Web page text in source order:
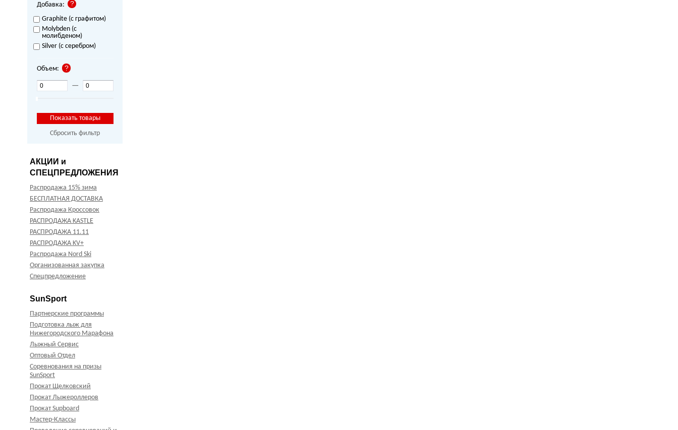
Добавка:
Graphite (с графитом)
Molybden (с
молибденом)
Silver (с серебром)
Объем:
—
Сбросить фильтр
АКЦИИ и
СПЕЦПРЕДЛОЖЕНИЯ
Распродажа 15% зима
БЕСПЛАТНАЯ ДОСТАВКА
Распродажа Кроссовок
РАСПРОДАЖА KASTLE
РАСПРОДАЖА 11.11
РАСПРОДАЖА KV+
Распродажа Nord Ski
Организованная закупка
Спецпредложение
SunSport
Партнерские программы
Подготовка лыж для
Нижегородского Марафона
Лыжный Сервис
Оптовый Отдел
Соревнования на призы
SunSport
Прокат Щелковский
Прокат Лыжероллеров
Прокат Supboard
Мастер-Классы